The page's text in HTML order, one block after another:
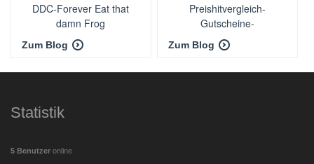
DDC-Forever Eat that
damn Frog
Zum Blog
Preishitvergleich-
Gutscheine-
Gutscheincodes
Zum Blog
Statistik
5 Benutzer online